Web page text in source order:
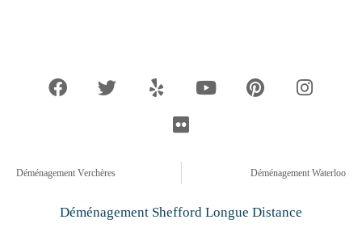
c
e
k
t
l
p
t
n
t
s
s
t
a
k
r
Déménagement Verchères Déménagement Waterloo
Déménagement Shefford Longue Distance